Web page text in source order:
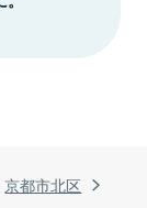
京都市北区